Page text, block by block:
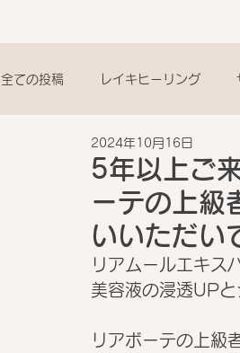
全ての投稿 レイキヒーリング
5年以上ご
ーテの上級
いいただい
2024年10月16日
リアムールエキス
美容液の浸透UP
リアボーテの上級